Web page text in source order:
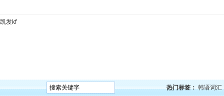
凯发kf
热门标签： 韩语词汇